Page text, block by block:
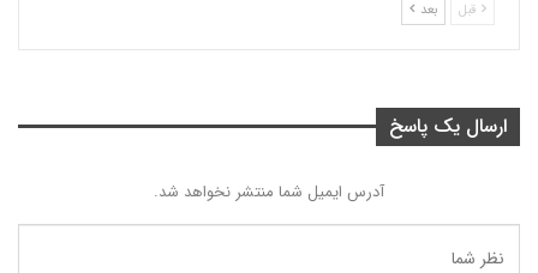
قبل بعد
ارسال یک پاسخ
آدرس ایمیل شما منتشر نخواهد شد.